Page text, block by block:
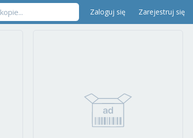
Zaloguj się Zarejestruj się